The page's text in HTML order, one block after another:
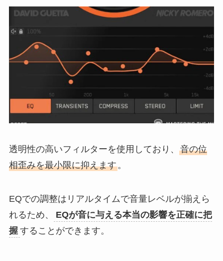
透明性の高いフィルターを使用しており、 音の位
相歪みを最小限に抑えます。
EQでの調整はリアルタイムで音量レベルが揃えら
れるため、
EQが音に与える本当の影響を正確に把
握 することができます。